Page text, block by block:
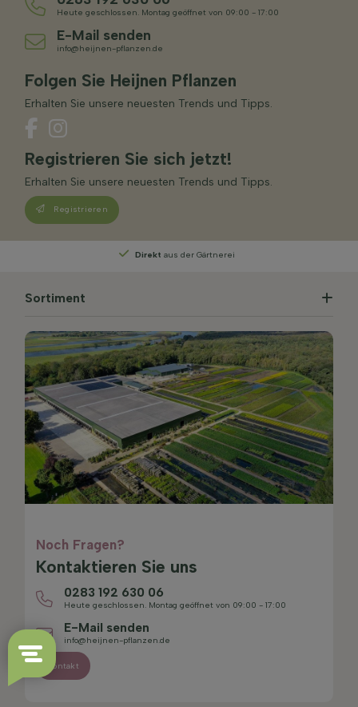
Heute geschlossen. Montag geöffnet von 09:00 - 17:00
E-Mail senden
info@heijnen-pflanzen.de
Folgen Sie Heijnen Pflanzen
Erhalten Sie unsere neuesten Trends und Tipps.
Registrieren Sie sich jetzt!
Erhalten Sie unsere neuesten Trends und Tipps.
Registrieren
Persönliche Beratung
Sortiment
Noch Fragen?
Kontaktieren Sie uns
0283 192 630 06
Heute geschlossen. Montag geöffnet von 09:00 - 17:00
E-Mail senden
info@heijnen-pflanzen.de
Kontakt